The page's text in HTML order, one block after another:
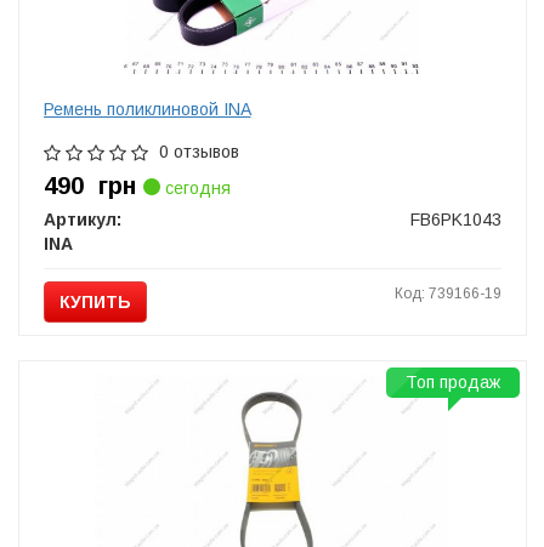
Ремень поликлиновой INA
0 отзывов
490 грн
сегодня
Артикул:
FB6PK1043
INA
КУПИТЬ Код: 739166-19
Топ продаж